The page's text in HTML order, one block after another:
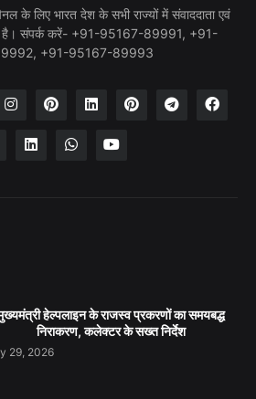
के लिए भारत देश के सभी राज्यों में संवाददाता एवं
है। संपर्क करें- +91-95167-89991, +91-
+91-95167-89993
हेल्पलाइन के राजस्व प्रकरणों का समयबद्ध
निराकरण, कलेक्टर के सख्त निर्देश
29, 2026